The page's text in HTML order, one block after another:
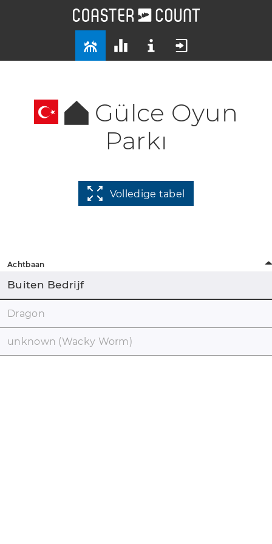
Gülce Oyun
Parkı
Volledige tabel
Achtbaan
Buiten Bedrijf
Dragon
unknown (Wacky Worm)